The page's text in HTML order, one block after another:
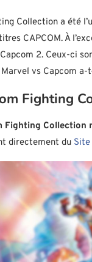
Collection a été
CAPCOM. À
2. Ceux-ci
vs Capcom
Fighting
Fighting Collection
directement du